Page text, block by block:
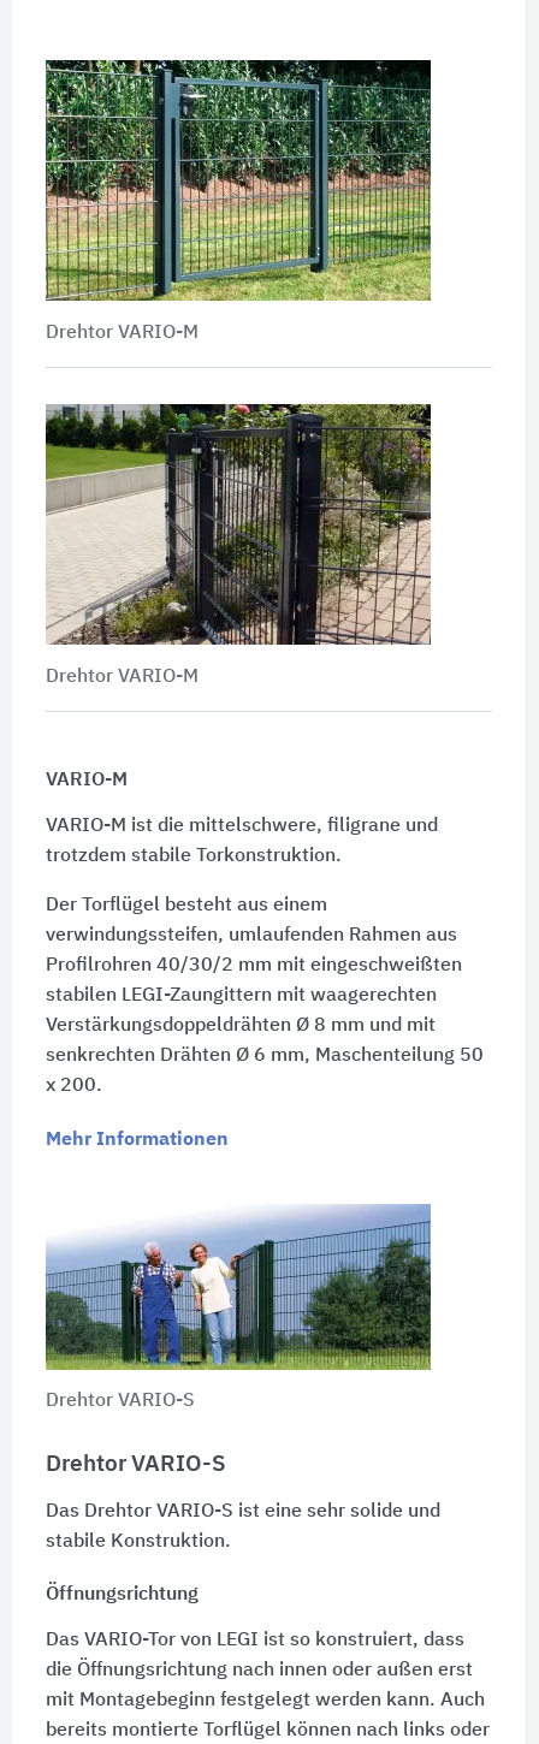
Drehtor VARIO-M
Drehtor VARIO-M
VARIO-M
VARIO-M ist die mittelschwere, filigrane und
trotzdem stabile Torkonstruktion.
Der Torflügel besteht aus einem
verwindungssteifen, umlaufenden Rahmen aus
Profilrohren 40/30/2 mm mit eingeschweißten
stabilen LEGI-Zaungittern mit waagerechten
Verstärkungsdoppeldrähten Ø 8 mm und mit
senkrechten Drähten Ø 6 mm, Maschenteilung 50
x 200.
Mehr Informationen
Drehtor VARIO-S
Drehtor VARIO-S
Das Drehtor VARIO-S ist eine sehr solide und
stabile Konstruktion.
Öffnungsrichtung
Das VARIO-Tor von LEGI ist so konstruiert, dass
die Öffnungsrichtung nach innen oder außen erst
mit Montagebeginn festgelegt werden kann. Auch
bereits montierte Torflügel können nach links oder